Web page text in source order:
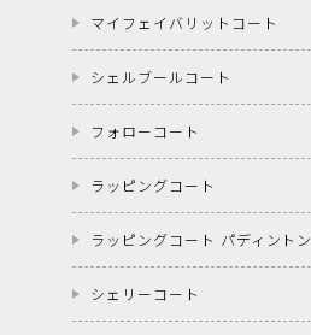
マイフェイバリットコート
シェルブールコート
フォローコート
ラッピングコート
ラッピングコート パディントン
シェリーコート